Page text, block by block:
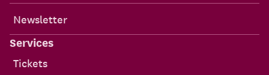
Newsletter
Services
Tickets